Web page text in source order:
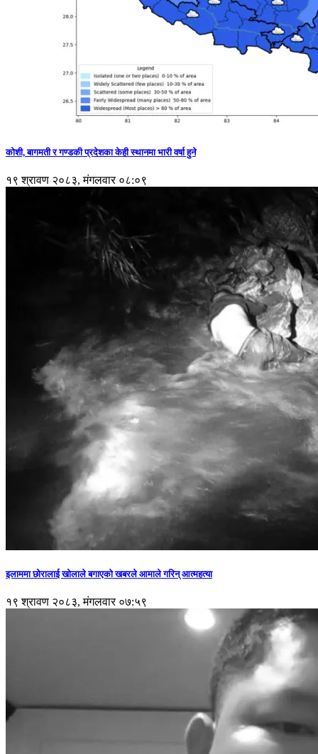
कोशी, बागमती र गण्डकी प्रदेशका केही स्थानमा भारी वर्षा हुने
१९ श्रावण २०८३, मंगलवार ०८:०९
इलाममा छोरालाई खोलाले बगाएकाे खबरले आमाले गरिन् आत्महत्या
१९ श्रावण २०८३, मंगलवार ०७:५९